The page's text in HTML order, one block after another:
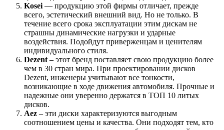
Kosei — продукцию этой фирмы отличает, прежде
всего, эстетический внешний вид. Но не только. В
течение всего срока эксплуатации этим дискам не
страшны динамические нагрузки и ударные
воздействия. Подойдут приверженцам и ценителям
индивидуального стиля.
Dezent – этот бренд поставляет свою продукцию более
чем в 30 стран мира. При проектировании дисков
Dezent, инженеры учитывают все тонкости,
возникающие в ходе движения автомобиля. Прочные и
надежные они уверенно держатся в ТОП 10 литых
дисков.
Aez – эти диски характеризуются выгодным
соотношением цены и качества. Они подходят тем, кто